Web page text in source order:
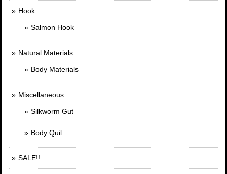
Hook
Salmon Hook
Natural Materials
Body Materials
Miscellaneous
Silkworm Gut
Body Quil
SALE!!